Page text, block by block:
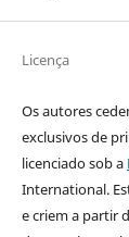
Licença
Os autores
exclusivos de
licenciado sob a
International.
e criem a partir